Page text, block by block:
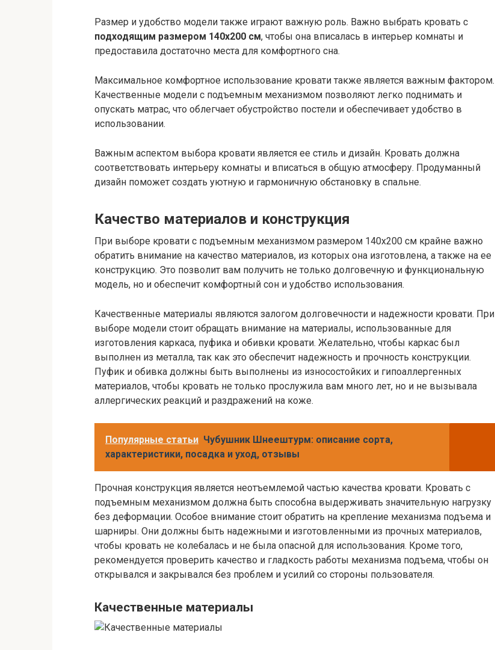
Размер и удобство модели также играют важную роль. Важно выбрать кровать с
подходящим размером 140х200 см, чтобы она вписалась в интерьер комнаты и
предоставила достаточно места для комфортного сна.
Максимальное комфортное использование кровати также является важным фактором.
Качественные модели с подъемным механизмом позволяют легко поднимать и
опускать матрас, что облегчает обустройство постели и обеспечивает удобство в
использовании.
Важным аспектом выбора кровати является ее стиль и дизайн. Кровать должна
соответствовать интерьеру комнаты и вписаться в общую атмосферу. Продуманный
дизайн поможет создать уютную и гармоничную обстановку в спальне.
Качество материалов и конструкция
При выборе кровати с подъемным механизмом размером 140х200 см крайне важно
обратить внимание на качество материалов, из которых она изготовлена, а также на ее
конструкцию. Это позволит вам получить не только долговечную и функциональную
модель, но и обеспечит комфортный сон и удобство использования.
Качественные материалы являются залогом долговечности и надежности кровати. При
выборе модели стоит обращать внимание на материалы, использованные для
изготовления каркаса, пуфика и обивки кровати. Желательно, чтобы каркас был
выполнен из металла, так как это обеспечит надежность и прочность конструкции.
Пуфик и обивка должны быть выполнены из износостойких и гипоаллергенных
материалов, чтобы кровать не только прослужила вам много лет, но и не вызывала
аллергических реакций и раздражений на коже.
Популярные статьи Чубушник Шнеештурм: описание сорта,
характеристики, посадка и уход, отзывы
Прочная конструкция является неотъемлемой частью качества кровати. Кровать с
подъемным механизмом должна быть способна выдерживать значительную нагрузку
без деформации. Особое внимание стоит обратить на крепление механизма подъема и
шарниры. Они должны быть надежными и изготовленными из прочных материалов,
чтобы кровать не колебалась и не была опасной для использования. Кроме того,
рекомендуется проверить качество и гладкость работы механизма подъема, чтобы он
открывался и закрывался без проблем и усилий со стороны пользователя.
Качественные материалы